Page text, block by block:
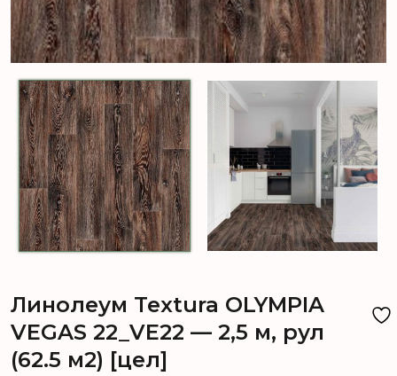
Линолеум Textura OLYMPIA
VEGAS 22_VE22 — 2,5 м, рул
(62.5 м2) [цел]